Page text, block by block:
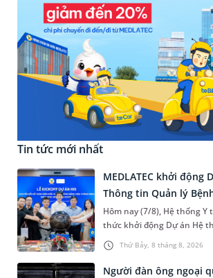
Tin tức mới nhất
Thứ Bảy, 8 tháng 8, 2026
MEDLATEC khởi động
Thông tin Quản lý
Hôm nay (7/8), Hệ thống Y
thức khởi động Dự án Hệ
Quản lý Bệnh viện (HIS -
System) giai đoạn mới. Dự á...
Người đàn ông ngoại